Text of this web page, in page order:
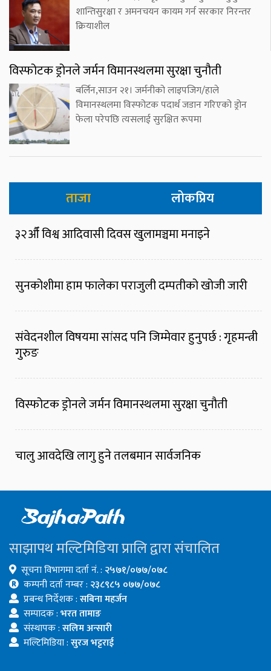
शान्तिसुरक्षा र अमनचयन कायम गर्न सरकार निरन्तर
क्रियाशील
विस्फोटक ड्रोनले जर्मन विमानस्थलमा सुरक्षा चुनौती
बर्लिन,साउन २१। जर्मनीको लाइपजिग/हाले
विमानस्थलमा विस्फोटक पदार्थ जडान गरिएको ड्रोन
फेला परेपछि त्यसलाई सुरक्षित रूपमा
ताजा लोकप्रिय
३२औँ विश्व आदिवासी दिवस खुलामञ्चमा मनाइने
सुनकोशीमा हाम फालेका पराजुली दम्पतीको खोजी जारी
संवेदनशील विषयमा सांसद पनि जिम्मेवार हुनुपर्छ : गृहमन्त्री
गुरुङ
विस्फोटक ड्रोनले जर्मन विमानस्थलमा सुरक्षा चुनौती
चालु आवदेखि लागु हुने तलबमान सार्वजनिक
साझापथ मल्टिमिडिया प्रालि द्वारा संचालित
सूचना विभागमा दर्ता नं. : २५७१/०७७/०७८
कम्पनी दर्ता नम्बर : २३८९८५ ०७७/०७८
प्रबन्ध निर्देशक :सबिना महर्जन
सम्पादक :भरत तामाङ
संस्थापक :सलिम अन्सारी
मल्टिमिडिया :सुरज भट्टराई